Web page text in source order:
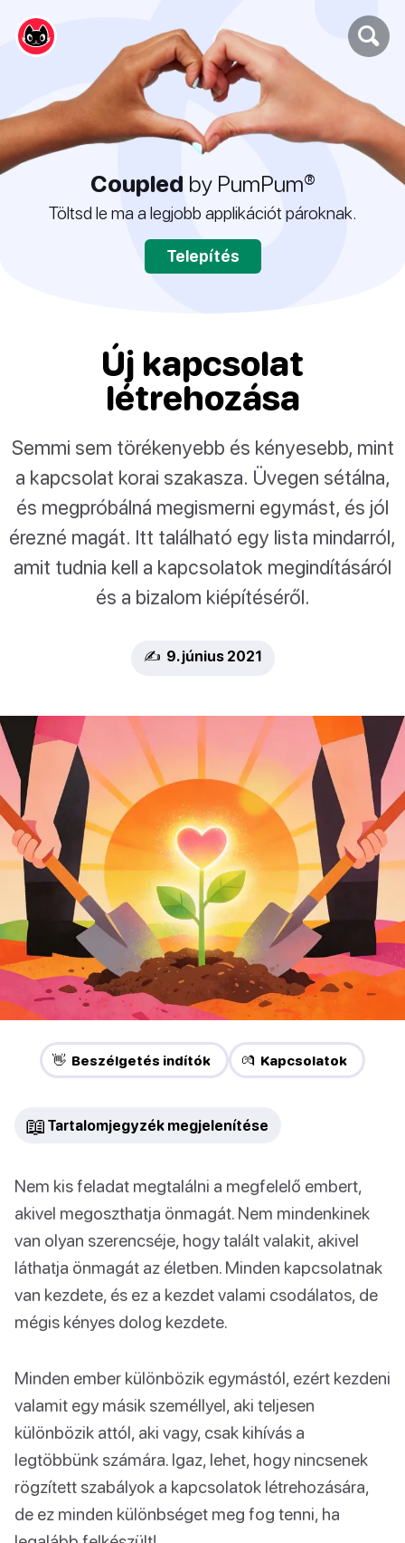
Coupled by PumPum®
Töltsd le ma a legjobb applikációt pároknak.
Telepítés
Új kapcsolat
létrehozása
Semmi sem törékenyebb és kényesebb, mint
a kapcsolat korai szakasza. Üvegen sétálna,
és megpróbálná megismerni egymást, és jól
érezné magát. Itt található egy lista mindarról,
amit tudnia kell a kapcsolatok megindításáról
és a bizalom kiépítéséről.
✍️ 9. június 2021
👋 Beszélgetés indítók 💏 Kapcsolatok
📖 Tartalomjegyzék megjelenítése
Nem kis feladat megtalálni a megfelelő embert,
akivel megoszthatja önmagát. Nem mindenkinek
van olyan szerencséje, hogy talált valakit, akivel
láthatja önmagát az életben. Minden kapcsolatnak
van kezdete, és ez a kezdet valami csodálatos, de
mégis kényes dolog kezdete.
Minden ember különbözik egymástól, ezért kezdeni
valamit egy másik személlyel, aki teljesen
különbözik attól, aki vagy, csak kihívás a
legtöbbünk számára. Igaz, lehet, hogy nincsenek
rögzített szabályok a kapcsolatok létrehozására,
de ez minden különbséget meg fog tenni, ha